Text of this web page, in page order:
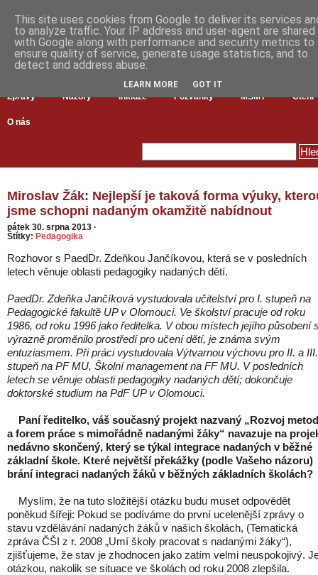
Zprávy Názory Inkluze Pozvánky MŠMT Čtení
O nás
Miroslav Žák: Nejlepší je taková forma výuky,
jsme schopni nadaným okamžitě nabídnout
pátek 30. srpna 2013 ·
Štítky: Pedagogika
Rozhovor s PaedDr. Zdeňkou Jančíkovou, která se v posledních
letech věnuje oblasti pedagogiky nadaných dětí.
PaedDr. Zdeňka Jančíková vystudovala učitelství pro I. stupeň na
Pedagogické fakultě UP v Olomouci. Ve školství pracuje od roku
1986, od roku 1996 jako ředitelka. V obou místech jejího působení
výrazně proměnilo prostředí pro učení dětí, je známa svým
entuziasmem. Při práci vystudovala Výtvarnou výchovu pro II. a III.
stupeň na PF MU, Školní management na FF MU. V posledních
letech se věnuje oblasti pedagogiky nadaných dětí; dokončuje
doktorské studium na PdF UP v Olomouci.
Paní ředitelko, váš současný projekt nazvaný „Rozvoj metod
a forem práce s mimořádně nadanými žáky“ navazuje na
nedávno skončený, který se týkal integrace nadaných v běžné
základní škole. Které největší překážky (podle Vašeho názoru)
brání integraci nadaných žáků v běžných základních školách?
Myslím, že na tuto složitější otázku budu muset odpovědět
poněkud šířeji: Pokud se podíváme do první ucelenější zprávy o
stavu vzdělávání nadaných žáků v našich školách, (Tematická
zpráva ČŠI z r. 2008 „Umí školy pracovat s nadanými žáky“),
zjišťujeme, že stav je zhodnocen jako zatím velmi neuspokojivý.
otázkou, nakolik se situace ve školách od roku 2008 zlepšila.
This site uses cookies from Google to deliver its services
to analyze traffic. Your IP address and user-agent are shared
with Google along with performance and security metrics to
ensure quality of service, generate usage statistics, and to
detect and address abuse.
LEARN MORE GOT IT